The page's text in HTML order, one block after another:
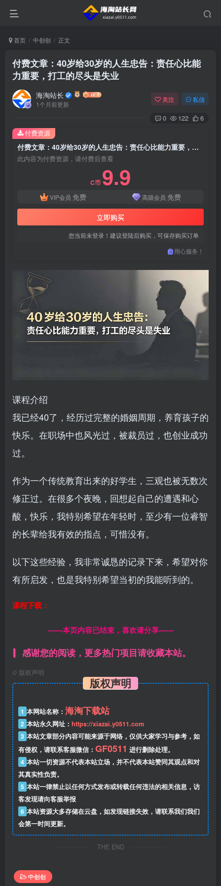
首页 中创创 正文
付费文章：40岁给30岁的人生忠告：责任心比能
力重要，打工的尽头是失业
海淘站长
1个月前更新
关注 私信
0 122 6
付费文章：40岁给30岁的人生忠告：责任心比能力重要，打工的尽头是失业
此内容为付费资源，请付费后查看
C币 9.9
VIP会员 免费 高级会员 免费
立即购买
您当前未登录！建议登陆后购买，可保存购买订单
用心服务！
付费资源
课程介绍
我已经40了，经历过完整的婚姻周期，养育孩子的
快乐。在职场中也风光过，被裁员过，也创业成功
过。
作为一个传统教育出来的好学生，三观也被无数次
修正过。在很多个夜晚，回想起自己的遭遇和心
酸，快乐，我特别希望在年轻时，至少有一位睿智
的长辈给我有效的指点，可惜没有。
以下这些经验，我非常诚恳的记录下来，希望对你
有所启发，也是我特别希望当初的我能听到的。
课程下载：
------本页内容已结束，喜欢请分享------
感谢您的阅读，更多热门项目请收藏本站。
© 版权声明
版权声明
1 本网站名称： 海淘下载站
2 本站永久网址： https://xiazai.y0511.com
3 本站文章部分内容可能来源于网络，仅供大家学习与参考，如
有侵权，请联系客服微信： GF0511 进行删除处理。
4 本站一切资源不代表本站立场，并不代表本站赞同其观点和对
其真实性负责。
5 本站一律禁止以任何方式发布或转载任何违法的相关信息，访
客发现请向客服举报
6 本站资源大多存储在云盘，如发现链接失效，请联系我们我们
会第一时间更新。
THE END
中创创